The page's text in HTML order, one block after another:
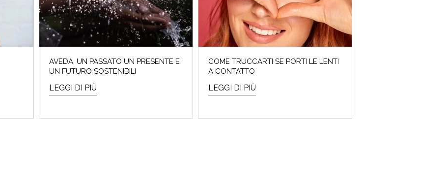
AVEDA, UN PASSATO UN PRESENTE E
UN FUTURO SOSTENIBILI
LEGGI DI PIÙ
COME TRUCCARTI SE PORTI LE LENTI
A CONTATTO
LEGGI DI PIÙ